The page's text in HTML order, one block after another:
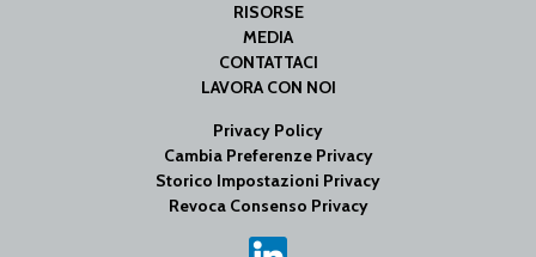
RISORSE
MEDIA
CONTATTACI
LAVORA CON NOI
Privacy Policy
Cambia Preferenze Privacy
Storico Impostazioni Privacy
Revoca Consenso Privacy